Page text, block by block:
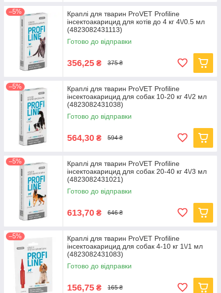
–5%
Краплі для тварин ProVET Profiline
інсектоакарицид для котів до 4 кг 4\/0.5 мл
(4823082431113)
Готово до відправки
356,25 ₴ 375 ₴
–5%
Краплі для тварин ProVET Profiline
інсектоакарицид для собак 10-20 кг 4\/2 мл
(4823082431038)
Готово до відправки
564,30 ₴ 594 ₴
–5%
Краплі для тварин ProVET Profiline
інсектоакарицид для собак 20-40 кг 4\/3 мл
(4823082431021)
Готово до відправки
613,70 ₴ 646 ₴
–5%
Краплі для тварин ProVET Profiline
інсектоакарицид для собак 4-10 кг 1\/1 мл
(4823082431083)
Готово до відправки
156,75 ₴ 165 ₴